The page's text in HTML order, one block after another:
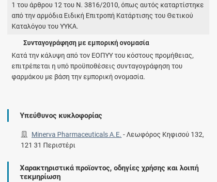
1 του άρθρου 12 του Ν. 3816/2010, όπως αυτός καταρτίστηκε
από την αρμόδια Ειδική Επιτροπή Κατάρτισης του Θετικού
Καταλόγου του ΥΥΚΑ.
Συνταγογράφηση με εμπορική ονομασία
Κατά την κάλυψη από τον ΕΟΠΥΥ του κόστους προμήθειας,
επιτρέπεται η υπό προϋποθέσεις συνταγογράφηση του
φαρμάκου με βάση την εμπορική ονομασία.
Υπεύθυνος κυκλοφορίας
Minerva Pharmaceuticals A.E. - Λεωφόρος Κηφισού 132,
121 31 Περιστέρι
Χαρακτηριστικά προϊοντος, οδηγίες χρήσης και λοιπή
τεκμηρίωση